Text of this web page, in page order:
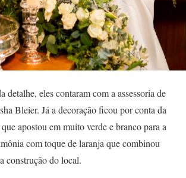
detalhe, eles contaram com a assessoria de
Bleier. Já a decoração ficou por conta da
apostou em muito verde e branco para a
com toque de laranja que combinou
construção do local.